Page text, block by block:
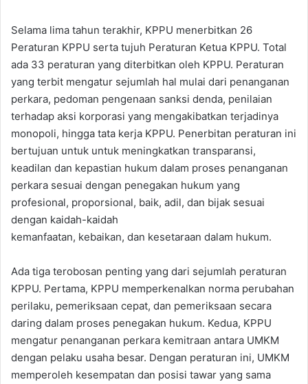
Selama lima tahun terakhir, KPPU menerbitkan 26
Peraturan KPPU serta tujuh Peraturan Ketua KPPU. Total
ada 33 peraturan yang diterbitkan oleh KPPU. Peraturan
yang terbit mengatur sejumlah hal mulai dari penanganan
perkara, pedoman pengenaan sanksi denda, penilaian
terhadap aksi korporasi yang mengakibatkan terjadinya
monopoli, hingga tata kerja KPPU. Penerbitan peraturan ini
bertujuan untuk untuk meningkatkan transparansi,
keadilan dan kepastian hukum dalam proses penanganan
perkara sesuai dengan penegakan hukum yang
profesional, proporsional, baik, adil, dan bijak sesuai
dengan kaidah-kaidah
kemanfaatan, kebaikan, dan kesetaraan dalam hukum.
Ada tiga terobosan penting yang dari sejumlah peraturan
KPPU. Pertama, KPPU memperkenalkan norma perubahan
perilaku, pemeriksaan cepat, dan pemeriksaan secara
daring dalam proses penegakan hukum. Kedua, KPPU
mengatur penanganan perkara kemitraan antara UMKM
dengan pelaku usaha besar. Dengan peraturan ini, UMKM
memperoleh kesempatan dan posisi tawar yang sama